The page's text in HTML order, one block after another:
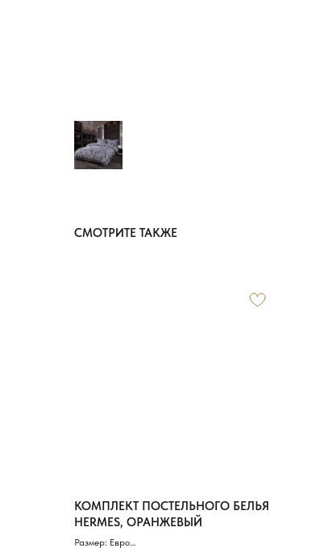
СМОТРИТЕ ТАКЖЕ
КОМПЛЕКТ ПОСТЕЛЬНОГО БЕЛЬЯ
HERMES, ОРАНЖЕВЫЙ
Размер: Евро